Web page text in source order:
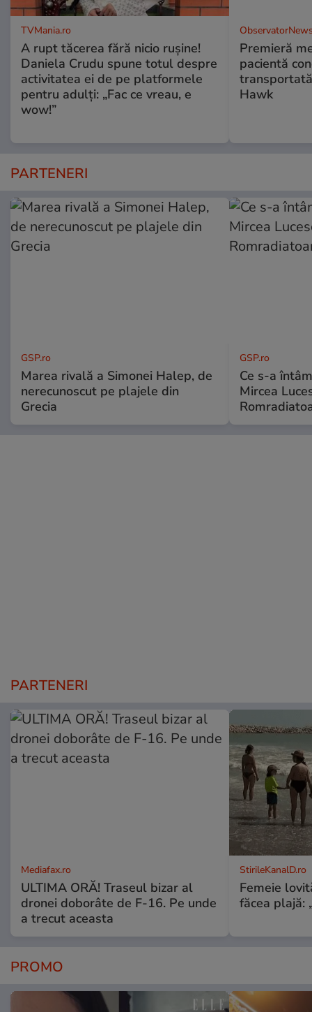
TVMania.ro
A rupt tăcerea fără nicio rușine!
Daniela Crudu spune totul despre
activitatea ei de pe platformele
pentru adulți: „Fac ce vreau, e
wow!”
Premieră
pacientă
Hawk
PARTENERI
GSP.ro
Marea rivală a Simonei Halep, de
nerecunoscut pe plajele din
Grecia
GSP.ro
Ce s-a
Mircea
PARTENERI
Mediafax.ro
ULTIMA ORĂ! Traseul bizar al
dronei doborâte de F-16. Pe unde
a trecut aceasta
StirileKanalD.ro
Femeie
făcea plajă:
PROMO